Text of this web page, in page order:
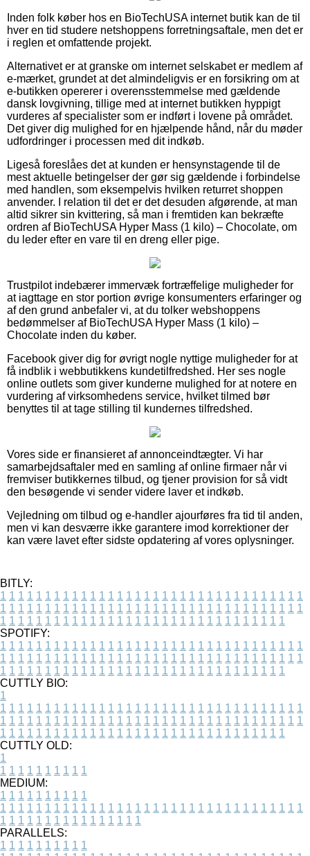
Inden folk køber hos en BioTechUSA internet butik kan de til
hver en tid studere netshoppens forretningsaftale, men det er
i reglen et omfattende projekt.
Alternativet er at granske om internet selskabet er medlem af
e-mærket, grundet at det almindeligvis er en forsikring om at
e-butikken opererer i overensstemmelse med gældende
dansk lovgivning, tillige med at internet butikken hyppigt
vurderes af specialister som er indført i lovene på området.
Det giver dig mulighed for en hjælpende hånd, når du møder
udfordringer i processen med dit indkøb.
Ligeså foreslåes det at kunden er hensynstagende til de
mest aktuelle betingelser der gør sig gældende i forbindelse
med handlen, som eksempelvis hvilken returret shoppen
anvender. I relation til det er det desuden afgørende, at man
altid sikrer sin kvittering, så man i fremtiden kan bekræfte
ordren af BioTechUSA Hyper Mass (1 kilo) – Chocolate, om
du leder efter en vare til en dreng eller pige.
Trustpilot indebærer immervæk fortræffelige muligheder for
at iagttage en stor portion øvrige konsumenters erfaringer og
af den grund anbefaler vi, at du tolker webshoppens
bedømmelser af BioTechUSA Hyper Mass (1 kilo) –
Chocolate inden du køber.
Facebook giver dig for øvrigt nogle nyttige muligheder for at
få indblik i webbutikkens kundetilfredshed. Her ses nogle
online outlets som giver kunderne mulighed for at notere en
vurdering af virksomhedens service, hvilket tilmed bør
benyttes til at tage stilling til kundernes tilfredshed.
Vores side er finansieret af annonceindtægter. Vi har
samarbejdsaftaler med en samling af online firmaer når vi
fremviser butikkernes tilbud, og tjener provision for så vidt
den besøgende vi sender videre laver et indkøb.
Vejledning om tilbud og e-handler ajourføres fra tid til anden,
men vi kan desværre ikke garantere imod korrektioner der
kan være lavet efter sidste opdatering af vores oplysninger.
BITLY:
1 1 1 1 1 1 1 1 1 1 1 1 1 1 1 1 1 1 1 1 1 1 1 1 1 1 1 1 1 1 1 1 1 1
1 1 1 1 1 1 1 1 1 1 1 1 1 1 1 1 1 1 1 1 1 1 1 1 1 1 1 1 1 1 1 1 1 1
1 1 1 1 1 1 1 1 1 1 1 1 1 1 1 1 1 1 1 1 1 1 1 1 1 1 1 1 1 1 1 1
SPOTIFY:
1 1 1 1 1 1 1 1 1 1 1 1 1 1 1 1 1 1 1 1 1 1 1 1 1 1 1 1 1 1 1 1 1 1
1 1 1 1 1 1 1 1 1 1 1 1 1 1 1 1 1 1 1 1 1 1 1 1 1 1 1 1 1 1 1 1 1 1
1 1 1 1 1 1 1 1 1 1 1 1 1 1 1 1 1 1 1 1 1 1 1 1 1 1 1 1 1 1 1 1
CUTTLY BIO:
1
1 1 1 1 1 1 1 1 1 1 1 1 1 1 1 1 1 1 1 1 1 1 1 1 1 1 1 1 1 1 1 1 1 1
1 1 1 1 1 1 1 1 1 1 1 1 1 1 1 1 1 1 1 1 1 1 1 1 1 1 1 1 1 1 1 1 1 1
1 1 1 1 1 1 1 1 1 1 1 1 1 1 1 1 1 1 1 1 1 1 1 1 1 1 1 1 1 1 1 1
CUTTLY OLD:
1
1 1 1 1 1 1 1 1 1 1
MEDIUM:
1 1 1 1 1 1 1 1 1 1
1 1 1 1 1 1 1 1 1 1 1 1 1 1 1 1 1 1 1 1 1 1 1 1 1 1 1 1 1 1 1 1 1 1
1 1 1 1 1 1 1 1 1 1 1 1 1 1 1 1
PARALLELS:
1 1 1 1 1 1 1 1 1 1